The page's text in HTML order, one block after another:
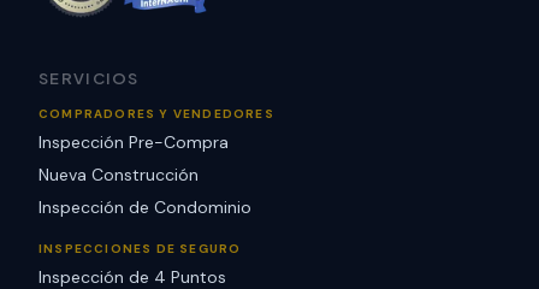
SERVICIOS
COMPRADORES Y VENDEDORES
Inspección Pre-Compra
Nueva Construcción
Inspección de Condominio
INSPECCIONES DE SEGURO
Inspección de 4 Puntos